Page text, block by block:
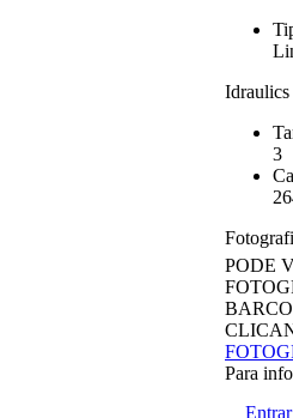
Idraulics
3
PODE
BARCO
Para